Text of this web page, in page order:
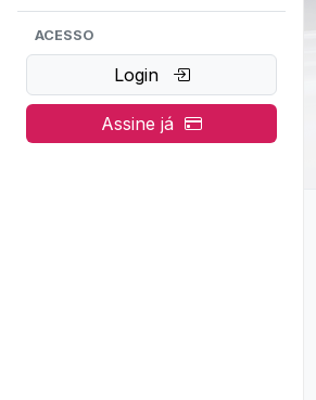
ACESSO
Login
Assine já